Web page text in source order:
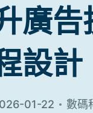
廣
設計
01-22 數碼